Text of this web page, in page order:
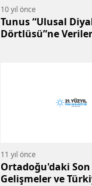
10 yıl önce
Tunus “Ulusal Diyalog
Dörtlüsü”ne Verilen
11 yıl önce
Ortadoğu'daki Son
Gelişmeler ve